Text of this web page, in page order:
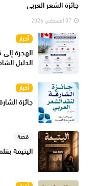
جائزة الشعر العربي
07 أغسطس 2026
أخبار
الدليل
أخبار
جائزة
قصة
اليتيمة